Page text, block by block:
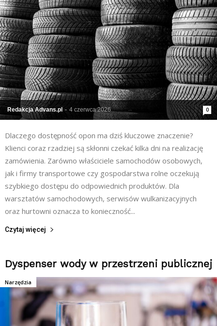
Redakcja Advans.pl - 4 czerwca 2026 0
Dlaczego dostępność opon ma dziś kluczowe znaczenie?
Klienci coraz rzadziej są skłonni czekać kilka dni na realizację
zamówienia. Zarówno właściciele samochodów osobowych,
jak i firmy transportowe czy gospodarstwa rolne oczekują
szybkiego dostępu do odpowiednich produktów. Dla
warsztatów samochodowych, serwisów wulkanizacyjnych
oraz hurtowni oznacza to konieczność...
Czytaj więcej
Dyspenser wody w przestrzeni publicznej
Narzędzia